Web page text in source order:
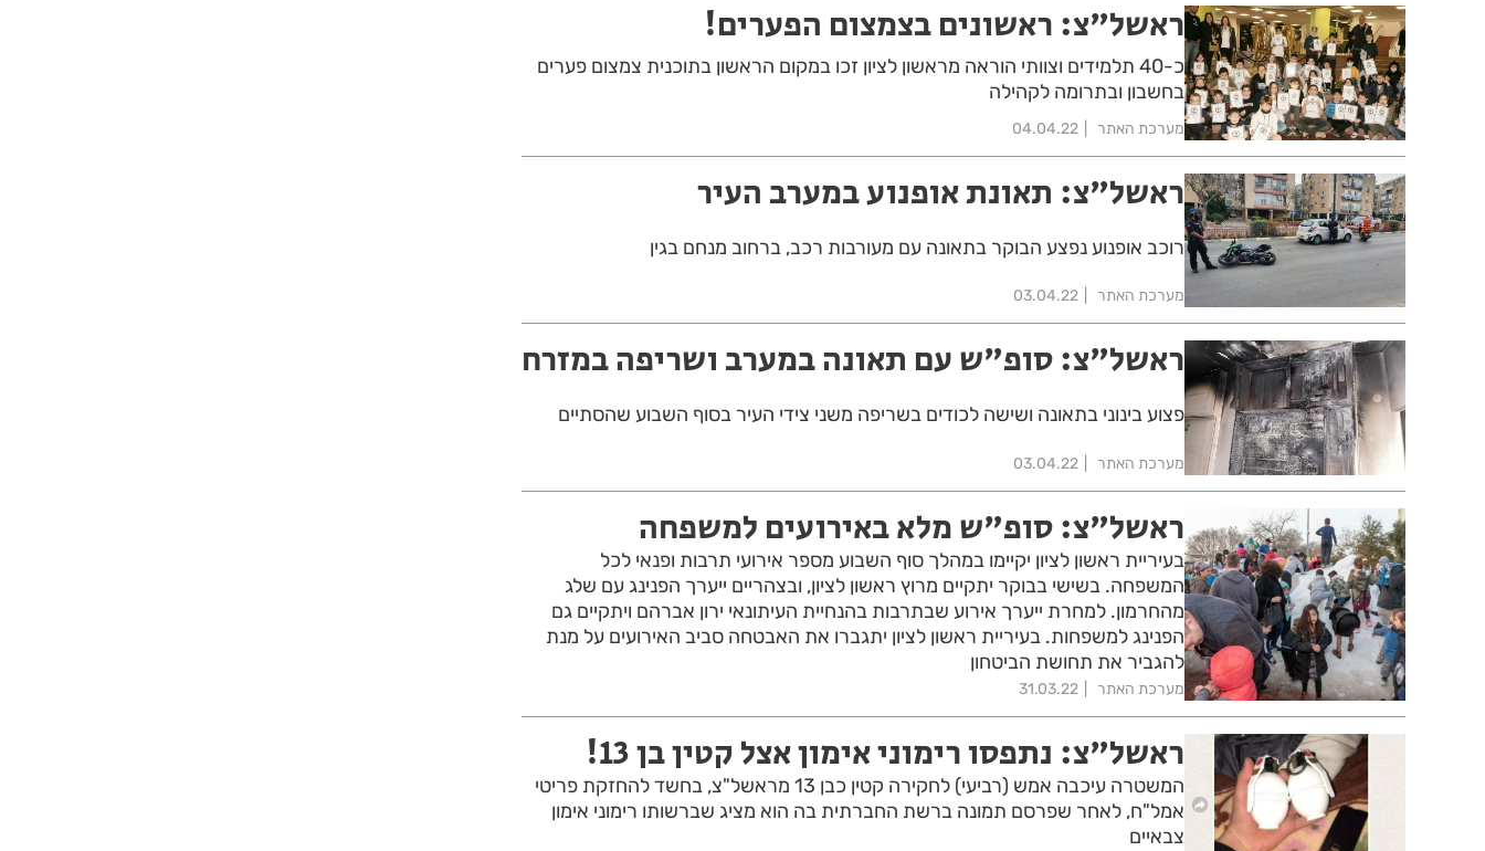
ראשל"צ: ראשונים בצמצום הפערים!
כ-40 תלמידים וצוותי הוראה מראשון לציון זכו במקום הראשון בתוכנית צמצום פערים
בחשבון ובתרומה לקהילה
מערכת האתר 04.04.22
ראשל"צ: תאונת אופנוע במערב העיר
רוכב אופנוע נפצע הבוקר בתאונה עם מעורבות רכב, ברחוב מנחם בגין
מערכת האתר 03.04.22
ראשל"צ: סופ"ש עם תאונה במערב ושריפה במזרח
פצוע בינוני בתאונה ושישה לכודים בשריפה משני צידי העיר בסוף השבוע שהסתיים
מערכת האתר 03.04.22
ראשל"צ: סופ"ש מלא באירועים למשפחה
בעיריית ראשון לציון יקיימו במהלך סוף השבוע מספר אירועי תרבות ופנאי לכל
המשפחה. בשישי בבוקר יתקיים מרוץ ראשון לציון, ובצהריים ייערך הפנינג עם שלג
מהחרמון. למחרת ייערך אירוע שבתרבות בהנחיית העיתונאי ירון אברהם ויתקיים גם
הפנינג למשפחות. בעיריית ראשון לציון יתגברו את האבטחה סביב האירועים על מנת
להגביר את תחושת הביטחון
מערכת האתר 31.03.22
ראשל"צ: נתפסו רימוני אימון אצל קטין בן 13!
המשטרה עיכבה אמש (רביעי) לחקירה קטין כבן 13 מראשל"צ, בחשד להחזקת פריטי
אמל"ח, לאחר שפרסם תמונה ברשת החברתית בה הוא מציג שברשותו רימוני אימון
צבאיים